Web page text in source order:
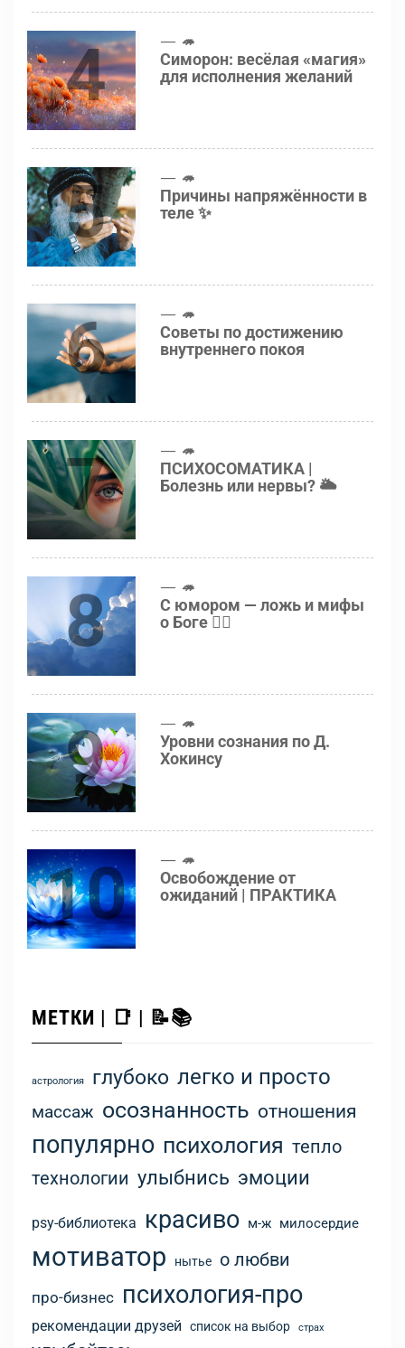
4 🦔
Симорон: весёлая «магия»
для исполнения желаний
5 🦔
Причины напряжённости в
теле ✨
6 🦔
Советы по достижению
внутреннего покоя
7 🦔
ПСИХОСОМАТИКА |
Болезнь или нервы? 🌥
8 🦔
С юмором — ложь и мифы
о Боге 👍🏻
9 🦔
Уровни сознания по Д.
Хокинсу
10 🦔
Освобождение от
ожиданий | ПРАКТИКА
МЕТКИ | 📑 | 📝📚
астрология глубоко легко и просто
массаж осознанность отношения
популярно психология тепло
технологии улыбнись эмоции
psy-библиотека красиво м-ж милосердие
мотиватор нытье о любви
про-бизнес психология-про
рекомендации друзей список на выбор страх